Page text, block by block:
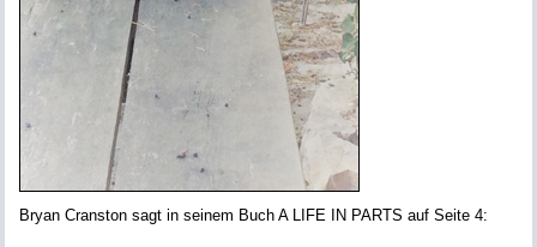
Bryan Cranston sagt in seinem Buch A LIFE IN PARTS auf Seite 4: